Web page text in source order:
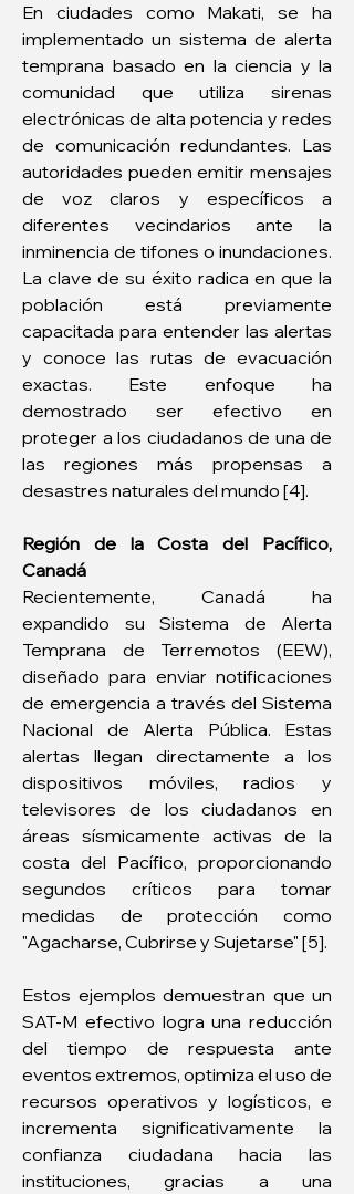
En ciudades como Makati, se ha
implementado un sistema de alerta
temprana basado en la ciencia y la
comunidad que utiliza sirenas
electrónicas de alta potencia y redes
de comunicación redundantes. Las
autoridades pueden emitir mensajes
de voz claros y específicos a
diferentes vecindarios ante la
inminencia de tifones o inundaciones.
La clave de su éxito radica en que la
población está previamente
capacitada para entender las alertas
y conoce las rutas de evacuación
exactas. Este enfoque ha
demostrado ser efectivo en
proteger a los ciudadanos de una de
las regiones más propensas a
desastres naturales del mundo [4].
Región de la Costa del Pacífico,
Canadá
Recientemente, Canadá ha
expandido su Sistema de Alerta
Temprana de Terremotos (EEW),
diseñado para enviar notificaciones
de emergencia a través del Sistema
Nacional de Alerta Pública. Estas
alertas llegan directamente a los
dispositivos móviles, radios y
televisores de los ciudadanos en
áreas sísmicamente activas de la
costa del Pacífico, proporcionando
segundos críticos para tomar
medidas de protección como
"Agacharse, Cubrirse y Sujetarse" [5].
Estos ejemplos demuestran que un
SAT-M efectivo logra una reducción
del tiempo de respuesta ante
eventos extremos, optimiza el uso de
recursos operativos y logísticos, e
incrementa significativamente la
confianza ciudadana hacia las
instituciones, gracias a una